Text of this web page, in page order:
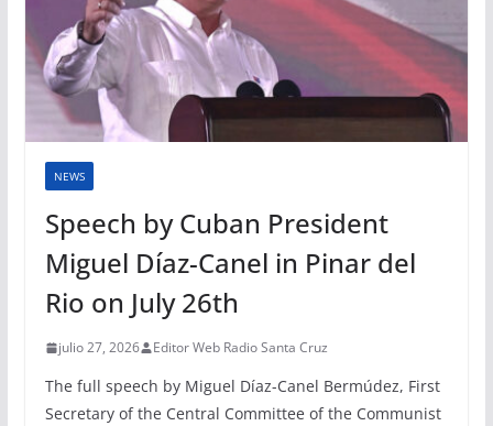
NEWS
Speech by Cuban President
Miguel Díaz-Canel in Pinar del
Rio on July 26th
julio 27, 2026 Editor Web Radio Santa Cruz
The full speech by Miguel Díaz-Canel Bermúdez, First
Secretary of the Central Committee of the Communist